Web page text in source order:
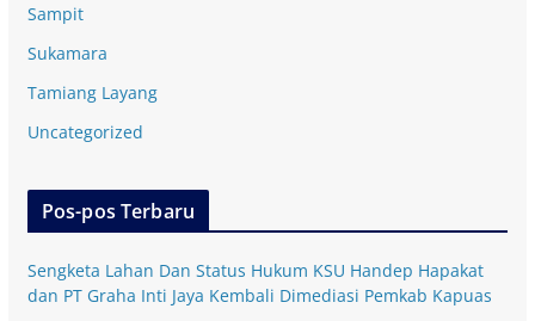
Sampit
Sukamara
Tamiang Layang
Uncategorized
Pos-pos Terbaru
Sengketa Lahan Dan Status Hukum KSU Handep Hapakat
dan PT Graha Inti Jaya Kembali Dimediasi Pemkab Kapuas